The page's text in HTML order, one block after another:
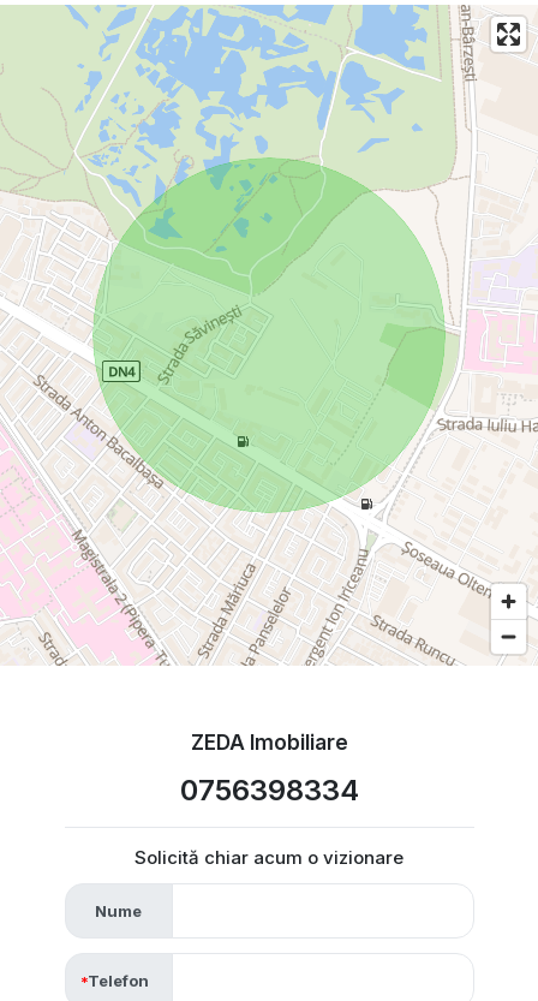
ZEDA Imobiliare
0756398334
Solicită chiar acum o vizionare
Nume
Telefon